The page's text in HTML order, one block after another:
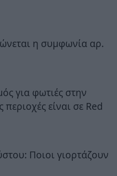
η συμφωνία αρ.
για φωτιές στην
είναι σε Red
Ποιοι γιορτάζουν